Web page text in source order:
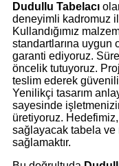
Dudullu Tabelacı
deneyimli kadromuz
Kullandığımız
standartlarına uygun
garanti ediyoruz.
öncelik tutuyoruz.
teslim ederek
Yenilikçi tasarım
sayesinde
üretiyoruz. Hedefimiz,
sağlayacak tabela
sağlamaktır.